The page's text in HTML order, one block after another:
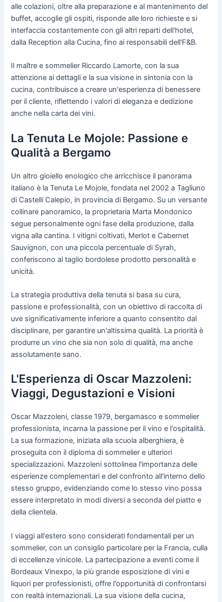
alle colazioni, oltre alla preparazione e al mantenimento del
buffet, accoglie gli ospiti, risponde alle loro richieste e si
interfaccia costantemente con gli altri reparti dell'hotel,
dalla Reception alla Cucina, fino ai responsabili dell'F&B.
Il maître e sommelier Riccardo Lamorte, con la sua
attenzione ai dettagli e la sua visione in sintonia con la
cucina, contribuisce a creare un'esperienza di benessere
per il cliente, riflettendo i valori di eleganza e dedizione
anche nella carta dei vini.
La Tenuta Le Mojole: Passione e
Qualità a Bergamo
Un altro gioiello enologico che arricchisce il panorama
italiano è la Tenuta Le Mojole, fondata nel 2002 a Tagliuno
di Castelli Calepio, in provincia di Bergamo. Su un versante
collinare panoramico, la proprietaria Marta Mondonico
segue personalmente ogni fase della produzione, dalla
vigna alla cantina. I vitigni coltivati, Merlot e Cabernet
Sauvignon, con una piccola percentuale di Syrah,
conferiscono al taglio bordolese prodotto personalità e
unicità.
La strategia produttiva della tenuta si basa su cura,
passione e professionalità, con un obiettivo di raccolta di
uve significativamente inferiore a quanto consentito dal
disciplinare, per garantire un'altissima qualità. La priorità è
produrre un vino che sia non solo di qualità, ma anche
assolutamente sano.
L'Esperienza di Oscar Mazzoleni:
Viaggi, Degustazioni e Visioni
Oscar Mazzoleni, classe 1979, bergamasco e sommelier
professionista, incarna la passione per il vino e l'ospitalità.
La sua formazione, iniziata alla scuola alberghiera, è
proseguita con il diploma di sommelier e ulteriori
specializzazioni. Mazzoleni sottolinea l'importanza delle
esperienze complementari e del confronto all'interno dello
stesso gruppo, evidenziando come lo stesso vino possa
essere interpretato in modi diversi a seconda del piatto e
della clientela.
I viaggi all'estero sono considerati fondamentali per un
sommelier, con un consiglio particolare per la Francia, culla
di eccellenze vinicole. La partecipazione a eventi come il
Bordeaux Vinexpo, la più grande esposizione di vini e
liquori per professionisti, offre l'opportunità di confrontarsi
con realtà internazionali. La sua visione della cucina,